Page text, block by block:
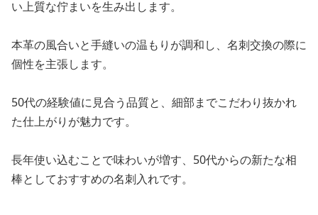
い上質な佇まいを生み出します。
本革の風合いと手縫いの温もりが調和し、名刺交換の際に
個性を主張します。
50代の経験値に見合う品質と、細部までこだわり抜かれ
た仕上がりが魅力です。
長年使い込むことで味わいが増す、50代からの新たな相
棒としておすすめの名刺入れです。